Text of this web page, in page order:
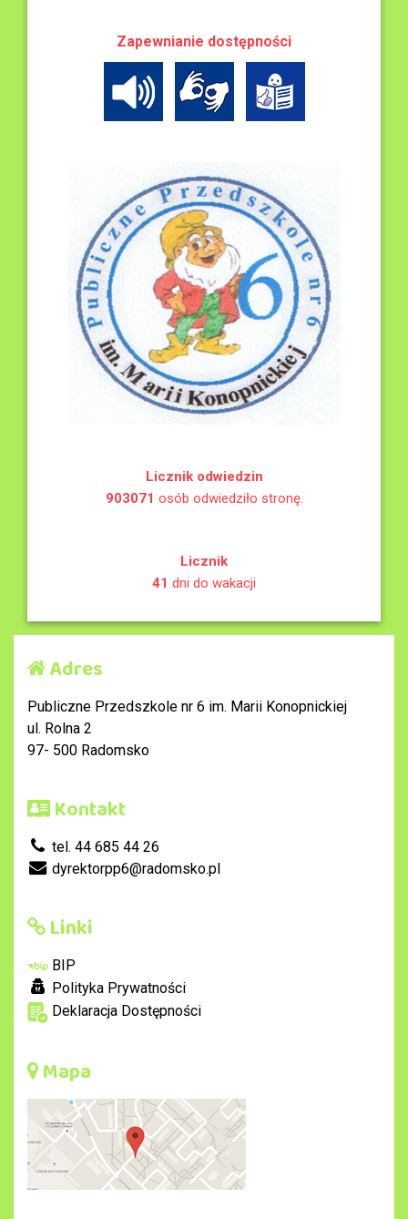
Zapewnianie dostępności
Licznik odwiedzin
903071 osób odwiedziło stronę.
Licznik
41 dni do wakacji
Adres
Publiczne Przedszkole nr 6 im. Marii Konopnickiej
ul. Rolna 2
97- 500 Radomsko
Kontakt
tel. 44 685 44 26
dyrektorpp6@radomsko.pl
Linki
BIP
Polityka Prywatności
Deklaracja Dostępności
Mapa